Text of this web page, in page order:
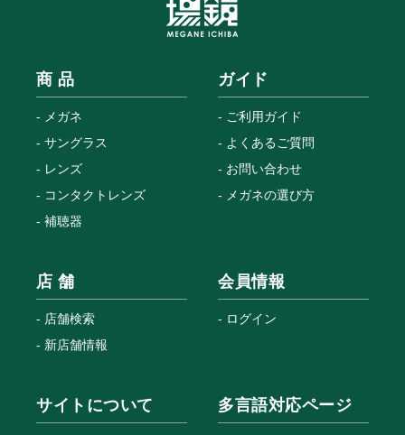
商 品
メガネ
サングラス
レンズ
コンタクトレンズ
補聴器
ガイド
ご利用ガイド
よくあるご質問
お問い合わせ
メガネの選び方
店 舗
店舗検索
新店舗情報
会員情報
ログイン
サイトについて 多言語対応ページ